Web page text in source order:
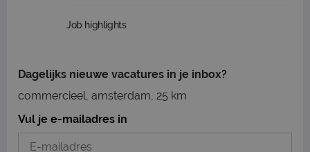
Job highlights
Dagelijks nieuwe vacatures in je inbox?
commercieel, amsterdam, 25 km
Vul je e-mailadres in